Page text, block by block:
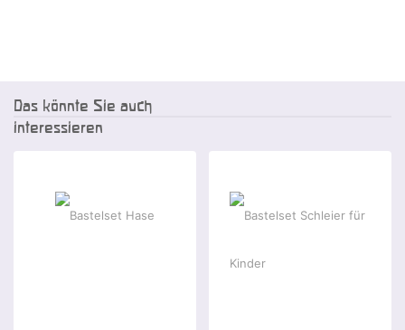
Das könnte Sie auch
interessieren